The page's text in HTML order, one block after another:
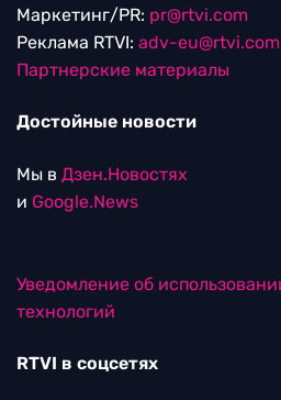
Маркетинг/PR: pr@rtvi.com
Реклама RTVI: adv-eu@rtvi.com
Партнерские материалы
Достойные новости
Мы в Дзен.Новостях
и Google.News
Уведомление об
технологий
RTVI в соцсетях